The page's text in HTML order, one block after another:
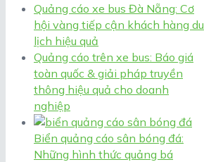
Quảng cáo xe bus Đà Nẵng: Cơ
hội vàng tiếp cận khách hàng du
lịch hiệu quả
Quảng cáo trên xe bus: Báo giá
toàn quốc & giải pháp truyền
thông hiệu quả cho doanh
nghiệp
Biển quảng cáo sân bóng đá:
Những hình thức quảng bá